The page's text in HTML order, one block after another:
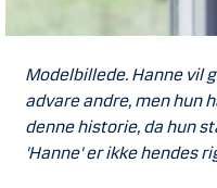
Modelbillede. Hanne vil
advare andre, men hun
denne historie, da hun
'Hanne' er ikke hendes